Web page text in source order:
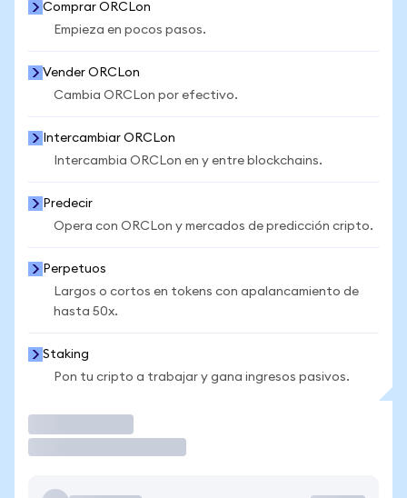
Comprar ORCLon
Empieza en pocos pasos.
Vender ORCLon
Cambia ORCLon por efectivo.
Intercambiar ORCLon
Intercambia ORCLon en y entre blockchains.
Predecir
Opera con ORCLon y mercados de predicción cripto.
Perpetuos
Largos o cortos en tokens con apalancamiento de
hasta 50x.
Staking
Pon tu cripto a trabajar y gana ingresos pasivos.